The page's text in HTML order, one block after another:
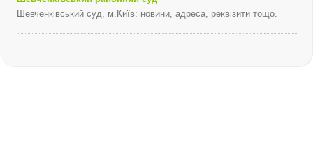
Шевченківський суд, м.Київ: новини, адреса, реквізити тощо.